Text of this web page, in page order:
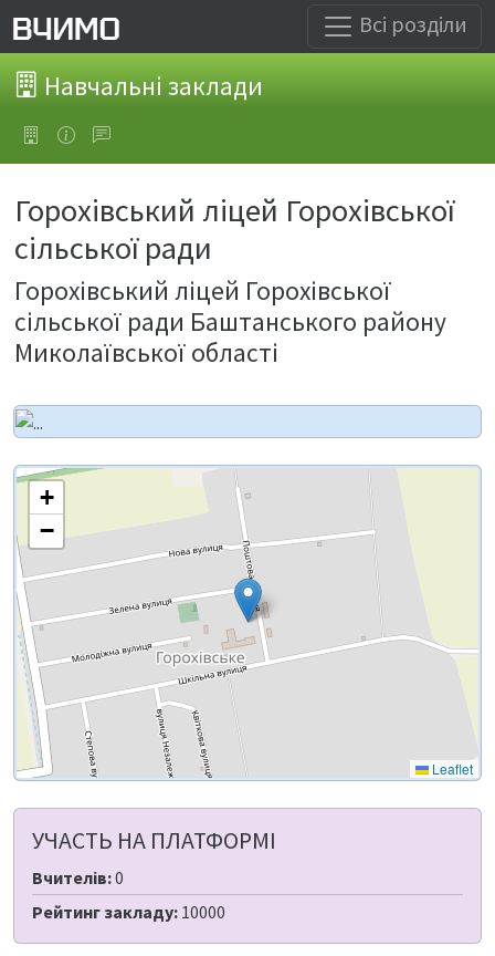
Всі розділи
Навчальні заклади
Горохівський ліцей Горохівської
сільської ради
Горохівський ліцей Горохівської
сільської ради Баштанського району
Миколаївської області
+
−
Leaflet
УЧАСТЬ НА ПЛАТФОРМІ
Вчителів:0
Рейтинг закладу: 10000